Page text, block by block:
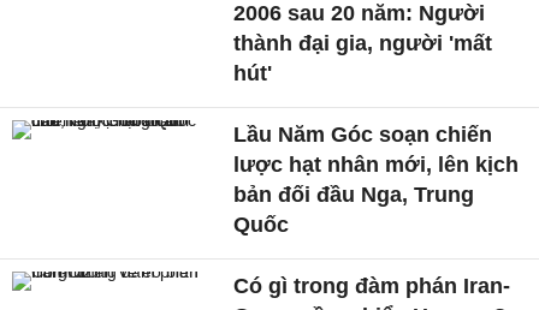
2006 sau 20 năm: Người
thành đại gia, người 'mất
hút'
Lầu Năm Góc soạn chiến
lược hạt nhân mới, lên kịch
bản đối đầu Nga, Trung
Quốc
Có gì trong đàm phán Iran-